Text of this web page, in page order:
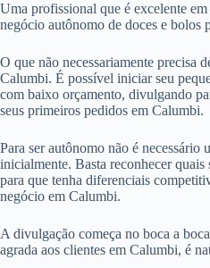
Uma profissional que é excelente
negócio autônomo de doces e bolos
O que não necessariamente precisa
Calumbi. É possível iniciar seu
com baixo orçamento, divulgando
seus primeiros pedidos em Calumbi.
Para ser autônomo não é necessário
inicialmente. Basta reconhecer quais
para que tenha diferenciais
negócio em Calumbi.
A divulgação começa no boca a
agrada aos clientes em Calumbi, é